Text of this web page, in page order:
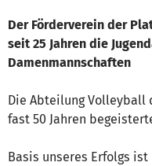
Der Förderverein der
seit 25 Jahren die
Damenmannschaften
Die Abteilung Volleyball
fast 50 Jahren
Basis unseres Erfolgs